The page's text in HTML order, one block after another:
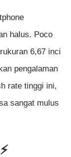
halus. Poco
6,67 inci
pengalaman
rate tinggi ini,
sangat mulus